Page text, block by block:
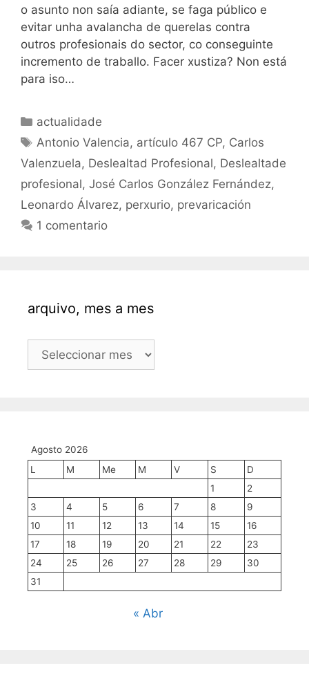
o asunto non saía adiante, se faga público e
evitar unha avalancha de querelas contra
outros profesionais do sector, co conseguinte
incremento de traballo. Facer xustiza? Non está
para iso…
Categorías
actualidade
Etiquetas
Antonio Valencia, artículo 467 CP, Carlos
Valenzuela, Deslealtad Profesional, Deslealtade
profesional, José Carlos González Fernández,
Leonardo Álvarez, perxurio, prevaricación
1 comentario
arquivo, mes a mes
arquivo,
mes
Agosto 2026
L
M Me M V S
D
1
2
3
4 5 6 7 8
9
10
11 12 13 14 15
16
17
18 19 20 21 22
23
24
25 26 27 28 29
30
31
« Abr